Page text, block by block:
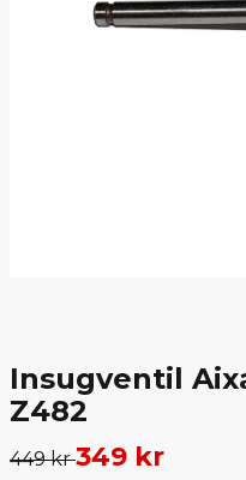
Insugventil
Z482
449 kr349 kr